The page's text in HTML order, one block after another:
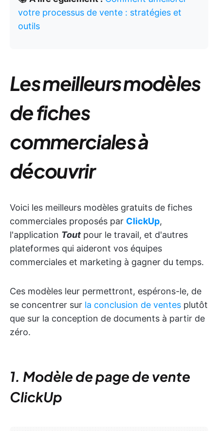
votre processus de vente : stratégies et
outils
Les meilleurs modèles
de fiches
commerciales à
découvrir
Voici les meilleurs modèles gratuits de fiches
commerciales proposés par ClickUp,
l'application Tout pour le travail, et d'autres
plateformes qui aideront vos équipes
commerciales et marketing à gagner du temps.
Ces modèles leur permettront, espérons-le, de
se concentrer sur la conclusion de ventes plutôt
que sur la conception de documents à partir de
zéro.
1. Modèle de page de vente
ClickUp